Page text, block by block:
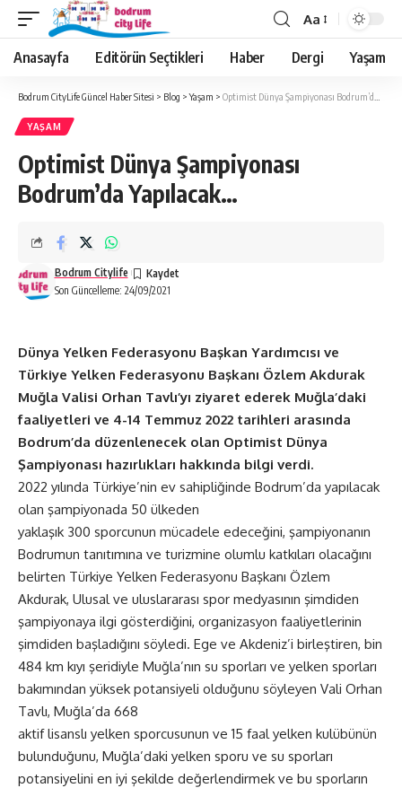
Aa
Anasayfa Editörün Seçtikleri Haber Dergi Yaşam
Bodrum CityLife Güncel Haber Sitesi > Blog >Yaşam > Optimist Dünya Şampiyonası Bodrum’da Yapılacak…
YAŞAM
Optimist Dünya Şampiyonası
Bodrum’da Yapılacak…
Son Güncelleme: 24/09/2021
Bodrum Citylife
Dünya Yelken Federasyonu Başkan Yardımcısı ve
Türkiye Yelken Federasyonu Başkanı Özlem Akdurak
Muğla Valisi Orhan Tavlı’yı ziyaret ederek Muğla’daki
faaliyetleri ve 4-14 Temmuz 2022 tarihleri arasında
Bodrum’da düzenlenecek olan Optimist Dünya
Şampiyonası hazırlıkları hakkında bilgi verdi.
2022 yılında Türkiye’nin ev sahipliğinde Bodrum’da yapılacak
olan şampiyonada 50 ülkeden
yaklaşık 300 sporcunun mücadele edeceğini, şampiyonanın
Bodrumun tanıtımına ve turizmine olumlu katkıları olacağını
belirten Türkiye Yelken Federasyonu Başkanı Özlem
Akdurak, Ulusal ve uluslararası spor medyasının şimdiden
şampiyonaya ilgi gösterdiğini, organizasyon faaliyetlerinin
şimdiden başladığını söyledi. Ege ve Akdeniz’i birleştiren, bin
484 km kıyı şeridiyle Muğla’nın su sporları ve yelken sporları
bakımından yüksek potansiyeli olduğunu söyleyen Vali Orhan
Tavlı, Muğla’da 668
aktif lisanslı yelken sporcusunun ve 15 faal yelken kulübünün
bulunduğunu, Muğla’daki yelken sporu ve su sporları
potansiyelini en iyi şekilde değerlendirmek ve bu sporların